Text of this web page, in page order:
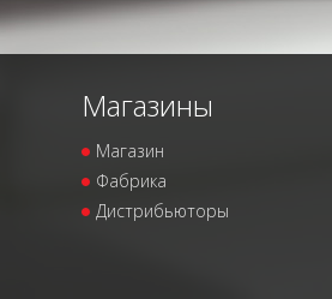
Магазины
Магазин
Фабрика
Дистрибьюторы